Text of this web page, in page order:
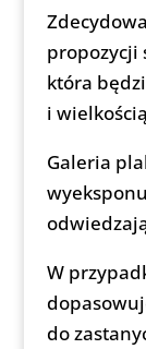
propozycji
która
i
Galeria
W
do